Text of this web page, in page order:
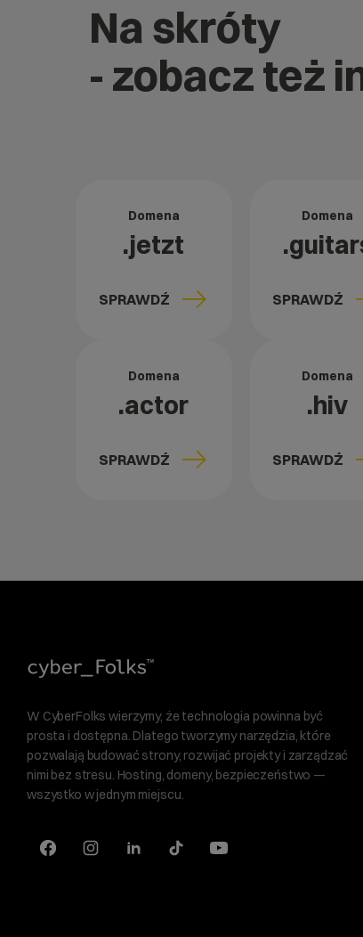
Na skróty
- zobacz też
Domena
.jetzt
SPRAWDŹ
Domena
SPRAWDŹ
Domena
.actor
SPRAWDŹ
Domena
.hiv
SPRAWDŹ
W CyberFolks wierzymy, że technologia powinna być
prosta i dostępna. Dlatego tworzymy narzędzia, które
pozwalają budować strony, rozwijać projekty i zarządzać
nimi bez stresu. Hosting, domeny, bezpieczeństwo —
wszystko w jednym miejscu.